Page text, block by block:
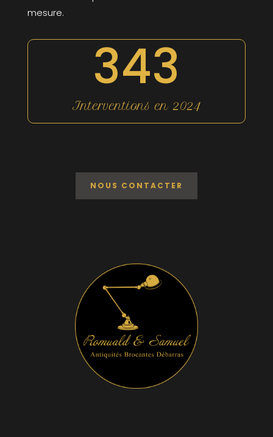
mesure.
343
Interventions en 2024
NOUS CONTACTER